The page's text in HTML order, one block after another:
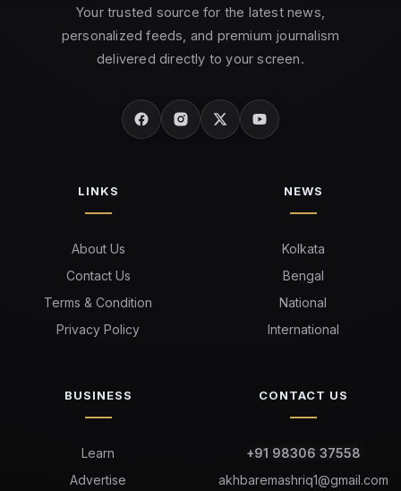
Your trusted source for the latest news,
personalized feeds, and premium journalism
delivered directly to your screen.
LINKS
About Us
Contact Us
Terms & Condition
Privacy Policy
NEWS
Kolkata
Bengal
National
International
BUSINESS
Learn
Advertise
CONTACT US
+91 98306 37558
akhbaremashriq1@gmail.com